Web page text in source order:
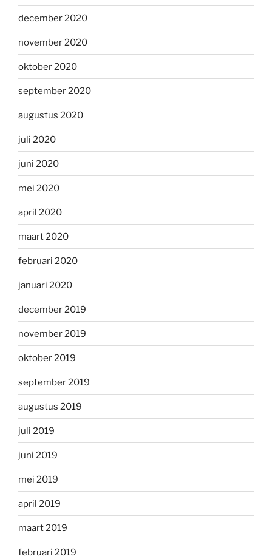
december 2020
november 2020
oktober 2020
september 2020
augustus 2020
juli 2020
juni 2020
mei 2020
april 2020
maart 2020
februari 2020
januari 2020
december 2019
november 2019
oktober 2019
september 2019
augustus 2019
juli 2019
juni 2019
mei 2019
april 2019
maart 2019
februari 2019